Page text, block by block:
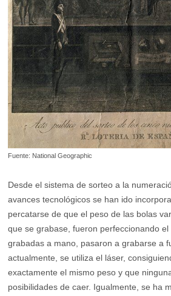
Fuente: National Geographic
Desde el sistema de sorteo a la
avances tecnológicos se han ido
percatarse de que el peso de las bolas
que se grabase, fueron perfeccionando
grabadas a mano, pasaron a grabarse a
actualmente, se utiliza el láser,
exactamente el mismo peso y que
posibilidades de caer. Igualmente, se ha